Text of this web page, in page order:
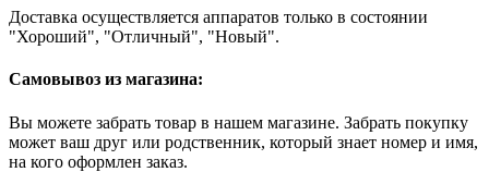
Доставка осуществляется аппаратов только в состоянии
"Хороший", "Отличный", "Новый".
Самовывоз из магазина:
Вы можете забрать товар в нашем магазине. Забрать покупку
может ваш друг или родственник, который знает номер и имя,
на кого оформлен заказ.